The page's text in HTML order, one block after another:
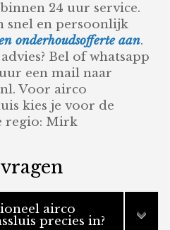
24 uur service.
snel en persoonlijk
onderhoudsofferte aan.
Bel of whatsapp
een mail naar
Voor airco
kies je voor de
regio: Mirk
airco
precies in?